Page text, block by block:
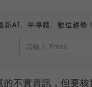
新AI、半導體、數位趨勢
不實資訊，但要